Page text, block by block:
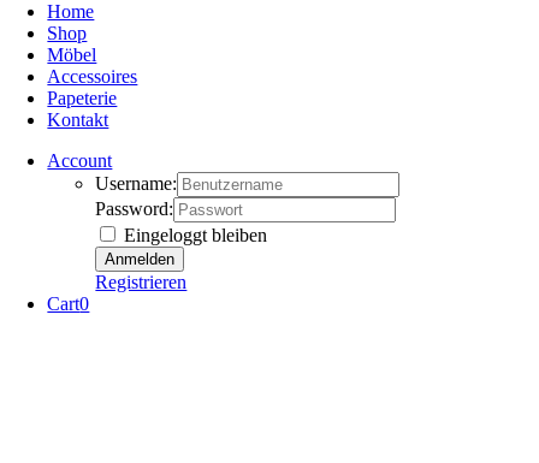
Home
Shop
Möbel
Accessoires
Papeterie
Kontakt
Account
Username:
Password:
Eingeloggt bleiben
Registrieren
Cart0